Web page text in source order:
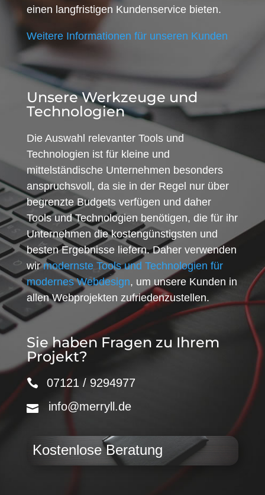
einen langfristigen Kundenservice bieten.
Weitere Informationen für unseren Kunden
Unsere Werkzeuge und
Technologien
Die Auswahl relevanter Tools und
Technologien ist für kleine und
mittelständische Unternehmen besonders
anspruchsvoll, da sie in der Regel nur über
begrenzte Budgets verfügen und daher
Tools und Technologien benötigen, die für ihr
Unternehmen die kostengünstigsten und
besten Ergebnisse liefern. Daher verwenden
wirmodernste Tools und Technologien für
modernes Webdesign, um unsere Kunden in
allen Webprojekten zufriedenzustellen.
Sie haben Fragen zu Ihrem
Projekt?
07121 / 9294977
info@merryll.de
Kostenlose Beratung